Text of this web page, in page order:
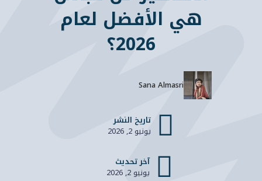
هي الأفضل لعام
2026؟
Sana Almasri
تاريخ النشر
يونيو 2, 2026
آخر تحديث
يونيو 2, 2026